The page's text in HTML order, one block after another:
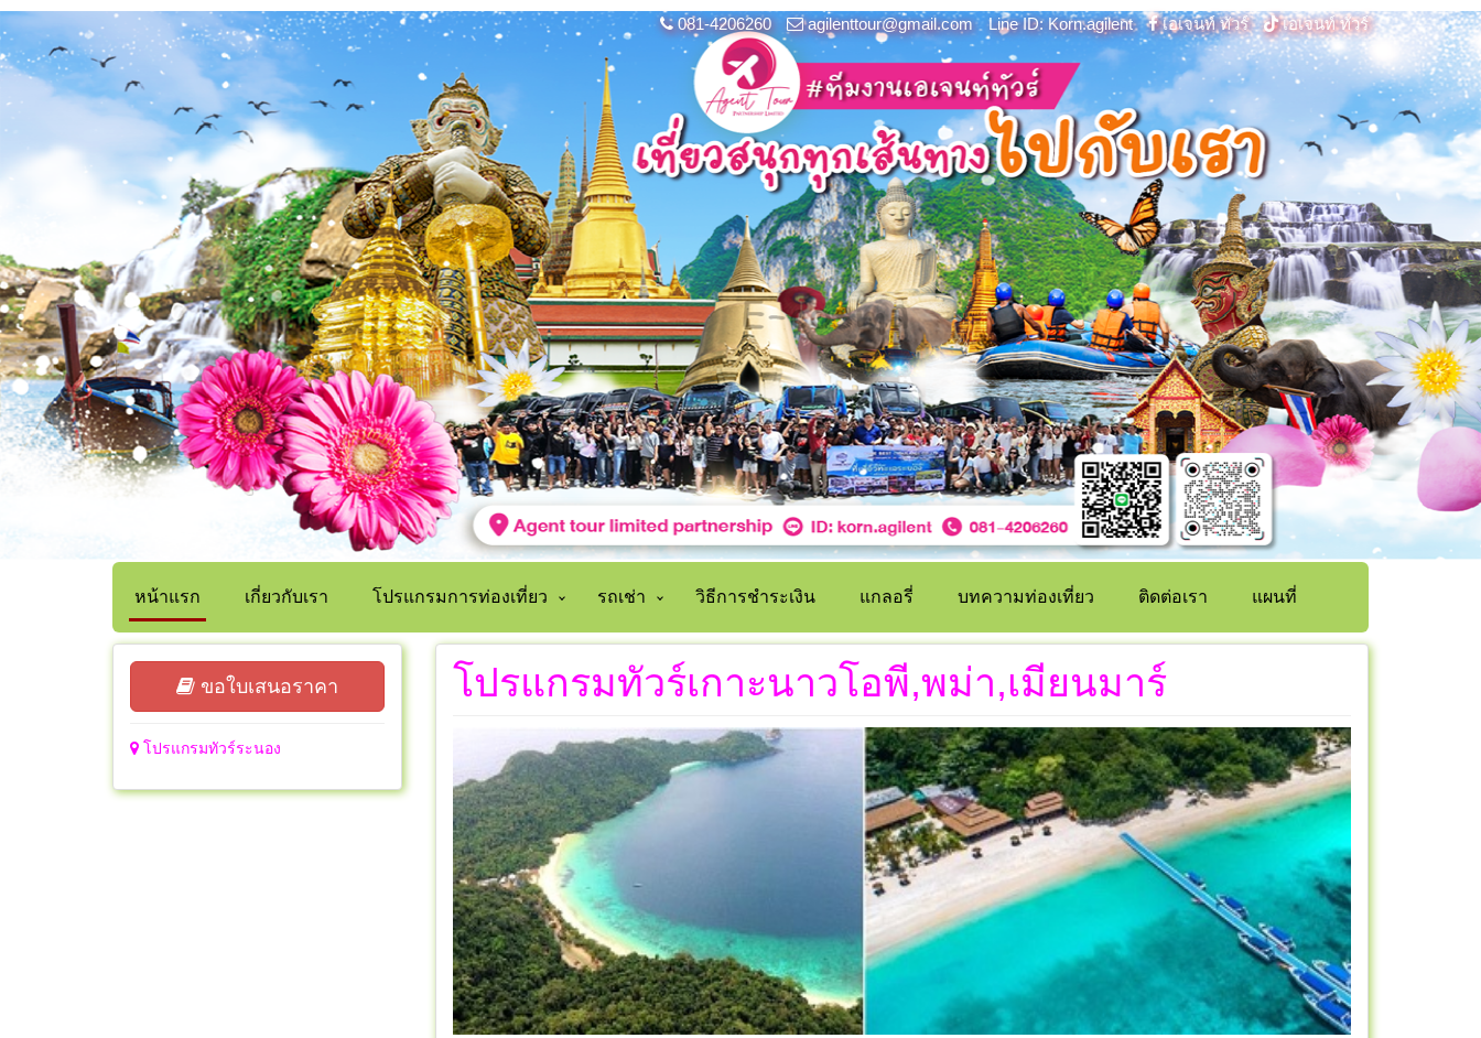
081-4206260 agilenttour@gmail.com Line ID: Korn.agilent เอเจนท์ ทัวร์ เอเจนท์ ทัวร์
หน้าแรก เกี่ยวกับเรา โปรแกรมการท่องเที่ยว รถเช่า วิธีการชำระเงิน แกลอรี่ บทความท่องเที่ยว ติดต่อเรา แผนที่
ขอใบเสนอราคา
โปรแกรมทัวร์ระนอง
โปรแกรมทัวร์เกาะนาวโอพี,พม่า,เมียนมาร์